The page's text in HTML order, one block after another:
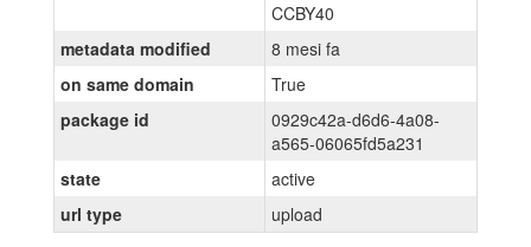
CCBY40
metadata modified
8 mesi fa
on same domain
True
package id
0929c42a-d6d6-4a08-
a565-06065fd5a231
state
active
url type
upload